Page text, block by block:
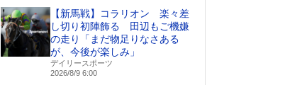
【新馬戦】コラリオン 楽々差
し切り初陣飾る 田辺もご機嫌
の走り「まだ物足りなさある
が、今後が楽しみ」
デイリースポーツ
2026/8/9 6:00